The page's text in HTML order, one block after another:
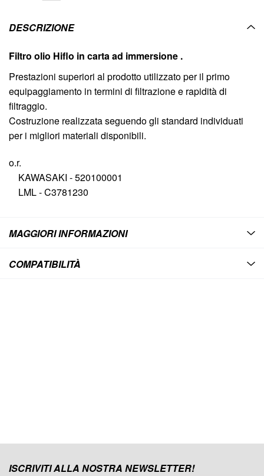
DESCRIZIONE
Filtro olio Hiflo in carta ad immersione .
Prestazioni superiori al prodotto utilizzato per il primo
equipaggiamento in termini di filtrazione e rapidità di
filtraggio.
Costruzione realizzata seguendo gli standard individuati
per i migliori materiali disponibili.
o.r.
KAWASAKI - 520100001
LML - C3781230
MAGGIORI INFORMAZIONI
COMPATIBILITÀ
ISCRIVITI ALLA NOSTRA NEWSLETTER!